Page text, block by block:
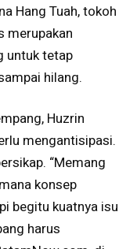
Hang Tuah, tokoh
merupakan
untuk tetap
hilang.
Huzrin
mengantisipasi.
“Memang
konsep
begitu kuatnya isu
harus